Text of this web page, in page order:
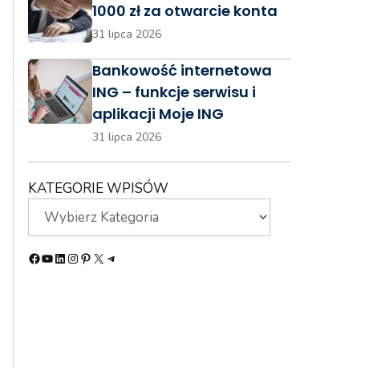
1000 zł za otwarcie konta
31 lipca 2026
Bankowość internetowa
ING – funkcje serwisu i
aplikacji Moje ING
31 lipca 2026
KATEGORIE WPISÓW
Facebook
YouTube
LinkedIn
Instagram
Pinterest
X Telegram